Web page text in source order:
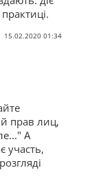
15.02.2020 01:34
прав лиц,
А
участь,